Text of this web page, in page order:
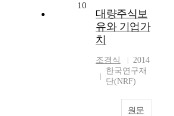
10
대량주식보
유와 기업가
치
조경식
2014
한국연구재
단(NRF)
원문